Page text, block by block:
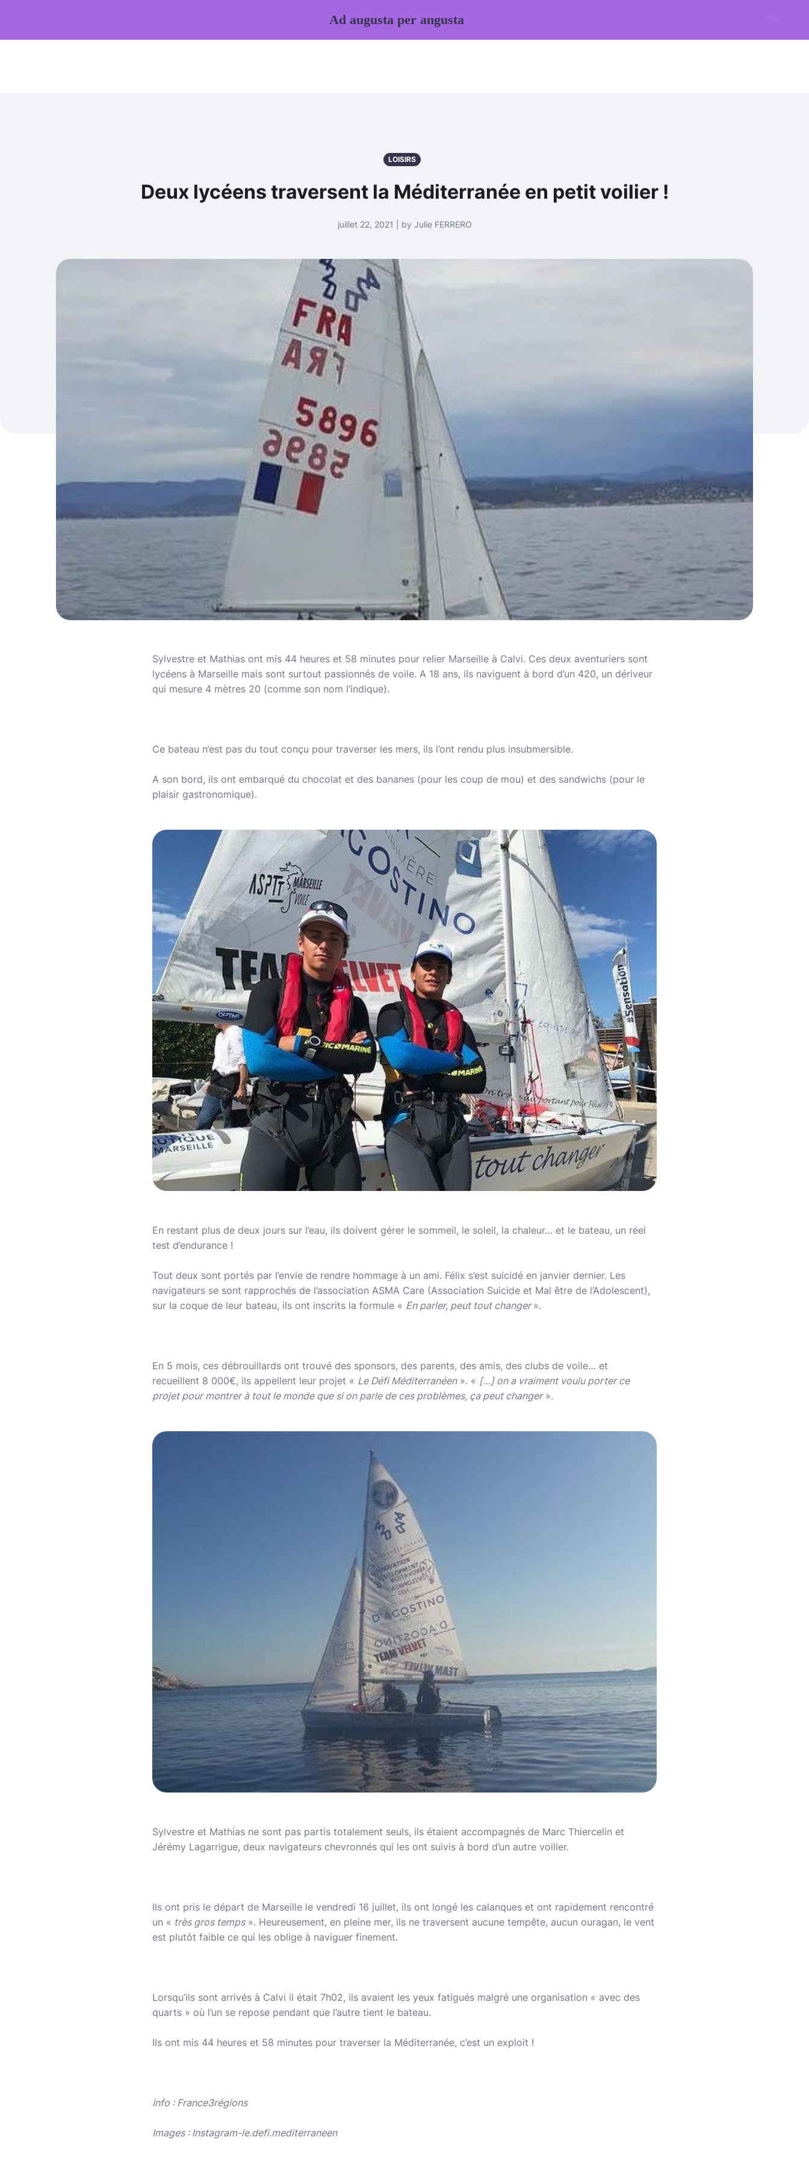
LOISIRS
Deux lycéens traversent la Méditerranée en petit voilier !
juillet 22, 2021 | by Julie FERRERO
Sylvestre et Mathias ont mis 44 heures et 58 minutes pour relier Marseille à Calvi. Ces deux aventuriers sont
lycéens à Marseille mais sont surtout passionnés de voile. A 18 ans, ils naviguent à bord d’un 420, un dériveur
qui mesure 4 mètres 20 (comme son nom l’indique).
Ce bateau n’est pas du tout conçu pour traverser les mers, ils l’ont rendu plus insubmersible.
A son bord, ils ont embarqué du chocolat et des bananes (pour les coup de mou) et des sandwichs (pour le
plaisir gastronomique).
En restant plus de deux jours sur l’eau, ils doivent gérer le sommeil, le soleil, la chaleur… et le bateau, un réel
test d’endurance !
Tout deux sont portés par l’envie de rendre hommage à un ami. Félix s’est suicidé en janvier dernier. Les
navigateurs se sont rapprochés de l’association ASMA Care (Association Suicide et Mal être de l’Adolescent),
sur la coque de leur bateau, ils ont inscrits la formule « En parler, peut tout changer».
En 5 mois, ces débrouillards ont trouvé des sponsors, des parents, des amis, des clubs de voile… et
recueillent 8 000€, ils appellent leur projet « Le Défi Méditerranéen». « […] on a vraiment voulu porter ce
projet pour montrer à tout le monde que si on parle de ces problèmes, ça peut changer».
Sylvestre et Mathias ne sont pas partis totalement seuls, ils étaient accompagnés de Marc Thiercelin et
Jérémy Lagarrigue, deux navigateurs chevronnés qui les ont suivis à bord d’un autre voilier.
Ils ont pris le départ de Marseille le vendredi 16 juillet, ils ont longé les calanques et ont rapidement rencontré
un « très gros temps». Heureusement, en pleine mer, ils ne traversent aucune tempête, aucun ouragan, le vent
est plutôt faible ce qui les oblige à naviguer finement.
Lorsqu’ils sont arrivés à Calvi il était 7h02, ils avaient les yeux fatigués malgré une organisation « avec des
quarts » où l’un se repose pendant que l’autre tient le bateau.
Ils ont mis 44 heures et 58 minutes pour traverser la Méditerranée, c’est un exploit !
Info : France3régions
Images : Instagram-le.defi.mediterraneen
Ad augusta per angusta